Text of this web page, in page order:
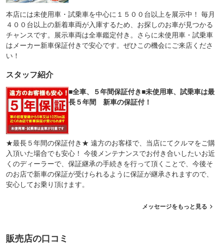
本店には未使用車・試乗車を中心に１５００台以上を展示中！ 毎月
４００台以上の新着車両が入庫するため、お探しのお車が見つかる
チャンスです。展示車両は全車鑑定付き。さらに未使用車・試乗車
はメーカー新車保証付きで安心です。ぜひこの機会にご来店くださ
い！
スタッフ紹介
■全車、５年間保証付き■未使用車、試乗車は最
長５年間 新車の保証付！
★最長５年間の保証付き★ 遠方のお客様で、当店にてクルマをご購
入頂いた場合でも安心！ 今後メンテナンスでお付き合いしたいお近
くのディーラーで、保証継承の手続きを行って頂くことで、今後そ
のお店で新車の保証が受けられるように保証が継承されますので、
安心してお乗り頂けます。
メッセージをもっと見る
販売店の口コミ